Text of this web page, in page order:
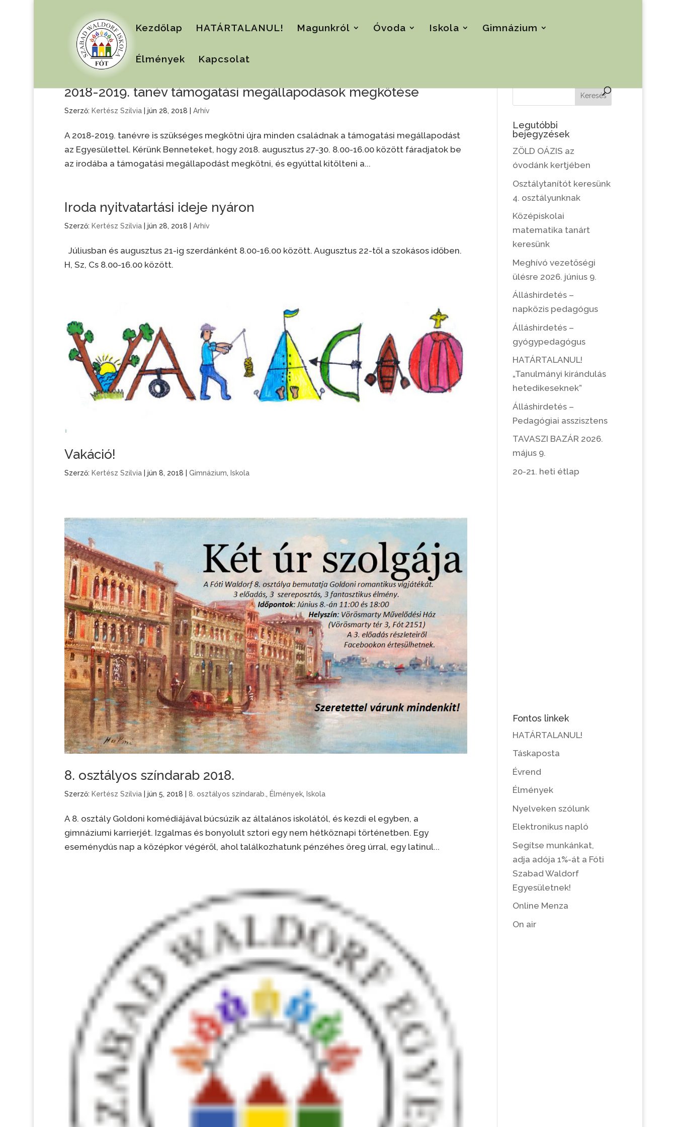
Kezdőlap HATÁRTALANUL! Magunkról Óvoda Iskola Gimnázium
Élmények Kapcsolat
2018-2019. tanév támogatási megállapodások megkötése
Szerző: Kertész Szilvia| jún 28, 2018 Arhív
A 2018-2019. tanévre is szükséges megkötni újra minden családnak a támogatási megállapodást
az Egyesülettel. Kérünk Benneteket, hogy 2018. augusztus 27-30. 8.00-16.00 között fáradjatok be
az irodába a támogatási megállapodást megkötni, és egyúttal kitölteni a...
Iroda nyitvatartási ideje nyáron
Szerző: Kertész Szilvia| jún 28, 2018 Arhív
Júliusban és augusztus 21-ig szerdánként 8.00-16.00 között. Augusztus 22-től a szokásos időben.
H, Sz, Cs 8.00-16.00 között.
Vakáció!
Szerző: Kertész Szilvia| jún 8, 2018 Gimnázium, Iskola
8. osztályos színdarab 2018.
Szerző: Kertész Szilvia| jún 5, 2018 8. osztályos színdarab. , Élmények, Iskola
A 8. osztály Goldoni komédiájával búcsúzik az általános iskolától, és kezdi el egyben, a
gimnáziumi karrierjét. Izgalmas és bonyolult sztori egy nem hétköznapi történetben. Egy
eseménydús nap a középkor végéről, ahol találkozhatunk pénzéhes öreg úrral, egy latinul...
Keresés
Legutóbbi
bejegyzések
ZÖLD OÁZIS az
óvodánk kertjében
Osztálytanítót keresünk
4. osztályunknak
Középiskolai
matematika tanárt
keresünk
Meghívó vezetőségi
ülésre 2026. június 9.
Álláshirdetés –
napközis pedagógus
Álláshirdetés –
gyógypedagógus
HATÁRTALANUL!
„Tanulmányi kirándulás
hetedikeseknek”
Álláshirdetés –
Pedagógiai asszisztens
TAVASZI BAZÁR 2026.
május 9.
20-21. heti étlap
Fontos linkek
HATÁRTALANUL!
Táskaposta
Évrend
Élmények
Nyelveken szólunk
Elektronikus napló
Segítse munkánkat,
adja adója 1%-át a Fóti
Szabad Waldorf
Egyesületnek!
Online Menza
On air